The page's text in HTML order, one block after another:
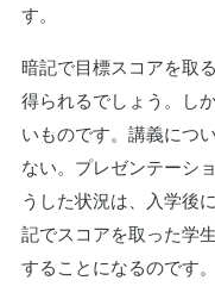
す。
暗記で目標スコアを取
得られるでしょう。し
いものです。講義につ
ない。プレゼンテーシ
うした状況は、入学後
記でスコアを取った学
することになるのです。